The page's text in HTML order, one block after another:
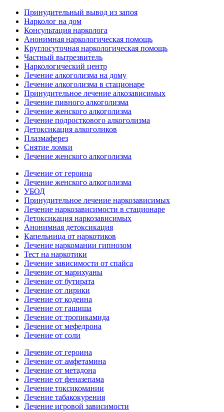
Принудительный вывод из запоя
Нарколог на дом
Консультация нарколога
Анонимная наркологическая помощь
Круглосуточная наркологическая помощь
Частный вытрезвитель
Наркологический центр
Лечение алкоголизма на дому
Лечение алкоголизма в стационаре
Принудительное лечение алкозависимых
Лечение пивного алкоголизма
Лечение женского алкоголизма
Лечение подросткового алкоголизма
Детоксикация алкоголиков
Плазмаферез
Снятие ломки
Лечение женского алкоголизма
Лечение от героина
Лечение женского алкоголизма
УБОД
Принудительное лечение наркозависимых
Лечение наркозависимости в стационаре
Детоксикация наркозависимых
Анонимная детоксикация
Капельница от наркотиков
Лечение наркомании гипнозом
Тест на наркотики
Лечение зависимости от спайса
Лечение от марихуаны
Лечение от бутирата
Лечение от лирики
Лечение от кодеина
Лечение от гашиша
Лечение от тропикамида
Лечение от мефедрона
Лечение от соли
Лечение от героина
Лечение от амфетамина
Лечение от метадона
Лечение от феназепама
Лечение токсикомании
Лечение табакокурения
Лечение игровой зависимости